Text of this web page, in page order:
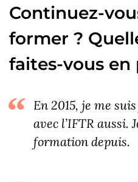
Continuez-
former ?
faites-vous en
En 2015, je me
avec l’IFTR aussi.
formation depuis.